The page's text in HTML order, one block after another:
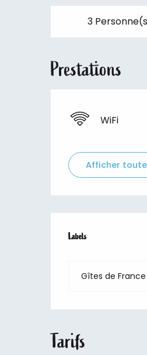
3
Prestations
WiFi
Afficher
Offres de
Labels
Labels
Gîtes de France
Tarifs